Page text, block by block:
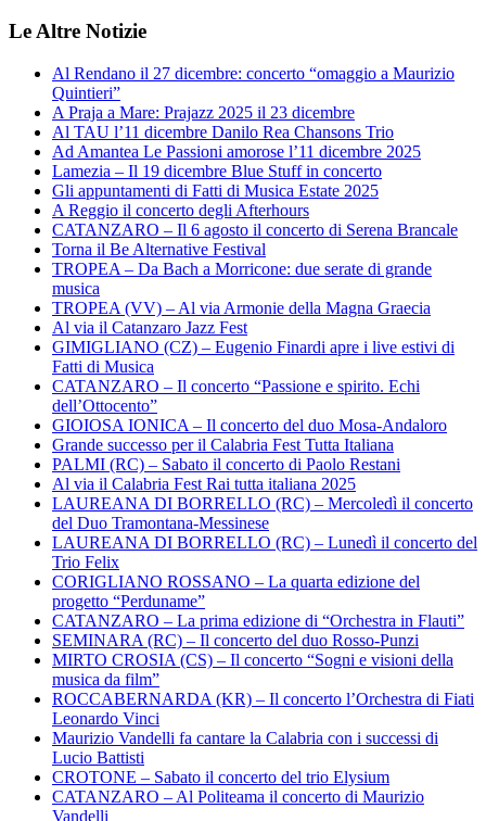
Le Altre Notizie
Al Rendano il 27 dicembre: concerto “omaggio a Maurizio
Quintieri”
A Praja a Mare: Prajazz 2025 il 23 dicembre
Al TAU l’11 dicembre Danilo Rea Chansons Trio
Ad Amantea Le Passioni amorose l’11 dicembre 2025
Lamezia – Il 19 dicembre Blue Stuff in concerto
Gli appuntamenti di Fatti di Musica Estate 2025
A Reggio il concerto degli Afterhours
CATANZARO – Il 6 agosto il concerto di Serena Brancale
Torna il Be Alternative Festival
TROPEA – Da Bach a Morricone: due serate di grande
musica
TROPEA (VV) – Al via Armonie della Magna Graecia
Al via il Catanzaro Jazz Fest
GIMIGLIANO (CZ) – Eugenio Finardi apre i live estivi di
Fatti di Musica
CATANZARO – Il concerto “Passione e spirito. Echi
dell’Ottocento”
GIOIOSA IONICA – Il concerto del duo Mosa-Andaloro
Grande successo per il Calabria Fest Tutta Italiana
PALMI (RC) – Sabato il concerto di Paolo Restani
Al via il Calabria Fest Rai tutta italiana 2025
LAUREANA DI BORRELLO (RC) – Mercoledì il concerto
del Duo Tramontana-Messinese
LAUREANA DI BORRELLO (RC) – Lunedì il concerto del
Trio Felix
CORIGLIANO ROSSANO – La quarta edizione del
progetto “Perduname”
CATANZARO – La prima edizione di “Orchestra in Flauti”
SEMINARA (RC) – Il concerto del duo Rosso-Punzi
MIRTO CROSIA (CS) – Il concerto “Sogni e visioni della
musica da film”
ROCCABERNARDA (KR) – Il concerto l’Orchestra di Fiati
Leonardo Vinci
Maurizio Vandelli fa cantare la Calabria con i successi di
Lucio Battisti
CROTONE – Sabato il concerto del trio Elysium
CATANZARO – Al Politeama il concerto di Maurizio
Vandelli